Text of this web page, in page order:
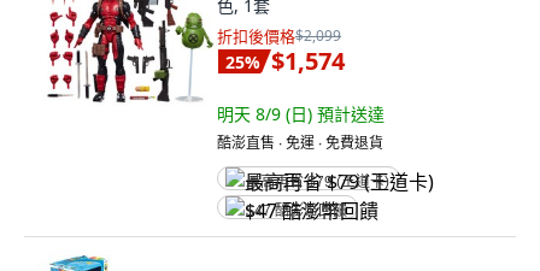
色, 1套
折扣後價格$2,099
25% $1,574
明天 8/9 (日) 預計送達
酷澎直售 ∙ 免運 ∙ 免費退貨
最高再省 $79 (王道卡)
$47 酷澎幣回饋